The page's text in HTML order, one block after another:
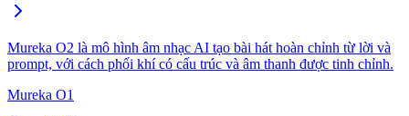
Mureka O2 là mô hình âm nhạc AI tạo bài hát hoàn chỉnh từ lời và
prompt, với cách phối khí có cấu trúc và âm thanh được tinh chỉnh.
Mureka O1